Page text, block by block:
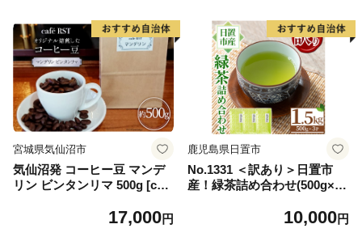
宮城県気仙沼市
気仙沼発 コーヒー豆 マンデ
リン ビンタンリマ 500g [cafe
69] コーヒー 豆 珈琲 珈琲豆
17,000円
鹿児島県日置市
No.1331 ＜訳あり＞日置市
産！緑茶詰め合わせ(500g×3
日本茶 お茶 緑茶 簡易包装 訳
10,000円